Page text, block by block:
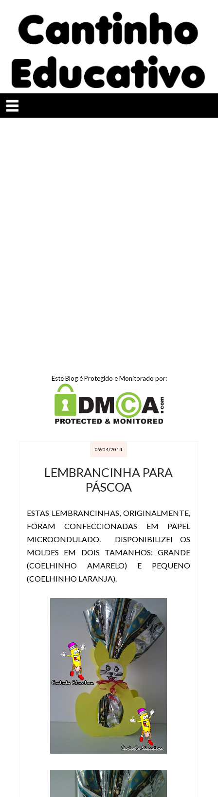
Este Blog é Protegido e Monitorado por:
09/04/2014
LEMBRANCINHA PARA
PÁSCOA
ESTAS LEMBRANCINHAS, ORIGINALMENTE,
FORAM CONFECCIONADAS EM PAPEL
MICROONDULADO. DISPONIBILIZEI OS
MOLDES EM DOIS TAMANHOS: GRANDE
(COELHINHO AMARELO) E PEQUENO
(COELHINHO LARANJA).